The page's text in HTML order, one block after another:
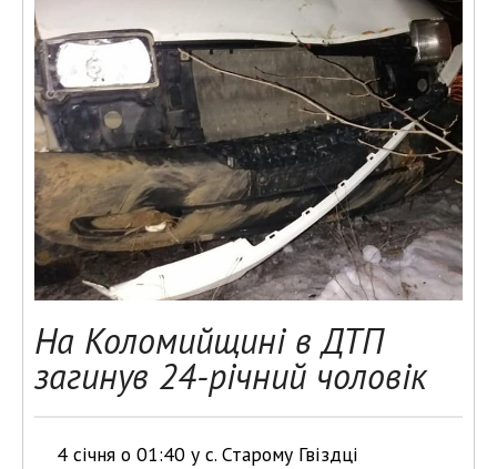
На Коломийщині в ДТП
загинув 24-річний чоловік
4 січня о 01:40 у с. Старому Гвіздці